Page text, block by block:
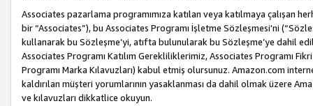
Associates pazarlama programımıza katılan veya katılmaya çalışan
bir “Associates”), bu Associates Programı İşletme Sözleşmesi'ni
kullanarak bu Sözleşme’yi, atıfta bulunularak bu Sözleşme’ye dahil
Associates Programı Katılım Gerekliliklerimiz, Associates Programı
Programı Marka Kılavuzları) kabul etmiş olursunuz. Amazon.com
kaldırılan müşteri yorumlarının yasaklanması da dahil olmak üzere
ve kılavuzları dikkatlice okuyun.